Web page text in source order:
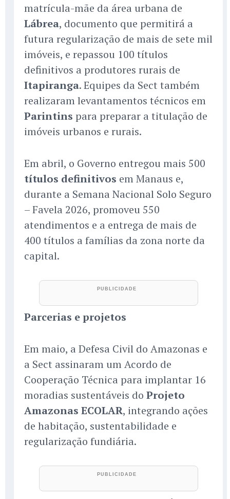
matrícula-mãe da área urbana de
Lábrea, documento que permitirá a
futura regularização de mais de sete mil
imóveis, e repassou 100 títulos
definitivos a produtores rurais de
Itapiranga. Equipes da Sect também
realizaram levantamentos técnicos em
Parintins para preparar a titulação de
imóveis urbanos e rurais.
Em abril, o Governo entregou mais 500
títulos definitivos em Manaus e,
durante a Semana Nacional Solo Seguro
– Favela 2026, promoveu 550
atendimentos e a entrega de mais de
400 títulos a famílias da zona norte da
capital.
Parcerias e projetos
Em maio, a Defesa Civil do Amazonas e
a Sect assinaram um Acordo de
Cooperação Técnica para implantar 16
moradias sustentáveis do Projeto
Amazonas ECOLAR, integrando ações
de habitação, sustentabilidade e
regularização fundiária.